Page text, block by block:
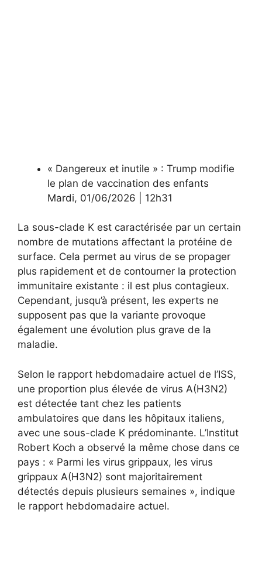
« Dangereux et inutile » : Trump modifie
le plan de vaccination des enfants
Mardi, 01/06/2026 12h31
La sous-clade K est caractérisée par un certain
nombre de mutations affectant la protéine de
surface. Cela permet au virus de se propager
plus rapidement et de contourner la protection
immunitaire existante : il est plus contagieux.
Cependant, jusqu’à présent, les experts ne
supposent pas que la variante provoque
également une évolution plus grave de la
maladie.
Selon le rapport hebdomadaire actuel de l’ISS,
une proportion plus élevée de virus A(H3N2)
est détectée tant chez les patients
ambulatoires que dans les hôpitaux italiens,
avec une sous-clade K prédominante. L’Institut
Robert Koch a observé la même chose dans ce
pays : « Parmi les virus grippaux, les virus
grippaux A(H3N2) sont majoritairement
détectés depuis plusieurs semaines », indique
le rapport hebdomadaire actuel.